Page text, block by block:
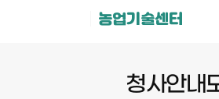
농업기술센터
청사안내